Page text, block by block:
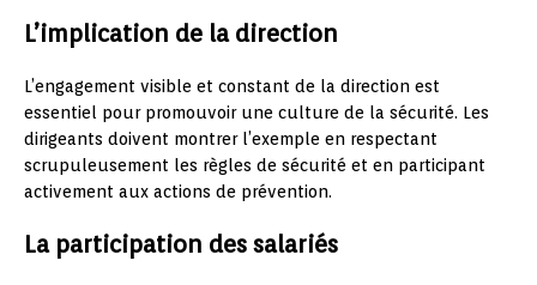
L’implication de la direction
L’engagement visible et constant de la direction est
essentiel pour promouvoir une culture de la sécurité. Les
dirigeants doivent montrer l’exemple en respectant
scrupuleusement les règles de sécurité et en participant
activement aux actions de prévention.
La participation des salariés